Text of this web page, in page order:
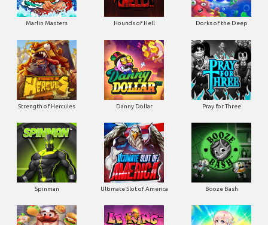
Marlin Masters Hounds of Hell Dorks of the Deep
Strength of Hercules Danny Dollar Pray for Three
Spinman Ultimate Slot of America Booze Bash